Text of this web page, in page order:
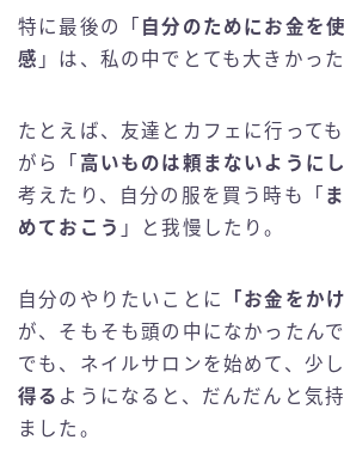
特に最後の「 自分のためにお金を
感 」は、私の中でとても大きかった
たとえば、友達とカフェに行って
がら「 高いものは頼まないように
考えたり、自分の服を買う時も「
めておこう 」と我慢したり。
自分のやりたいことに
「お金をか
が、そもそも頭の中になかったんで
でも、ネイルサロンを始めて、少
得る ようになると、だんだんと気
ました。